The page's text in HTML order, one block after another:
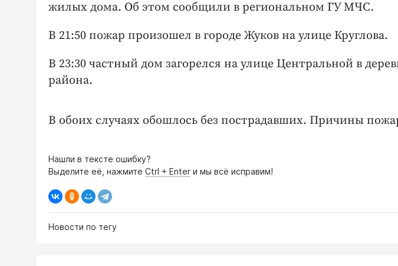
жилых дома. Об этом сообщили в региональном ГУ МЧС.
В 21:50 пожар произошел в городе Жуков на улице Круглова.
В 23:30 частный дом загорелся на улице Центральной в
района.
В обоих случаях обошлось без пострадавших. Причины
Нашли в тексте ошибку?
Выделите её, нажмите Ctrl + Enter и мы всё исправим!
Новости по тегу